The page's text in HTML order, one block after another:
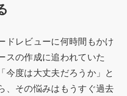
ドレビューに何時間もかけ
スの作成に追われていた
今度は大丈夫だろうか」と
、その悩みはもうすぐ過去